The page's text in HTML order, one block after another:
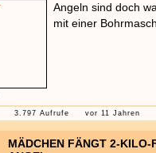
Angeln sind doch
mit einer
3.797 Aufrufe vor 11 Jahren
MÄDCHEN FÄNGT 2-KILO-